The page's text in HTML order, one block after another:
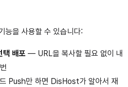
능을 사용할 수 있습니다:
택 배포 — URL을 복사할 필요 없이 내
Push만 하면 DisHost가 알아서 재